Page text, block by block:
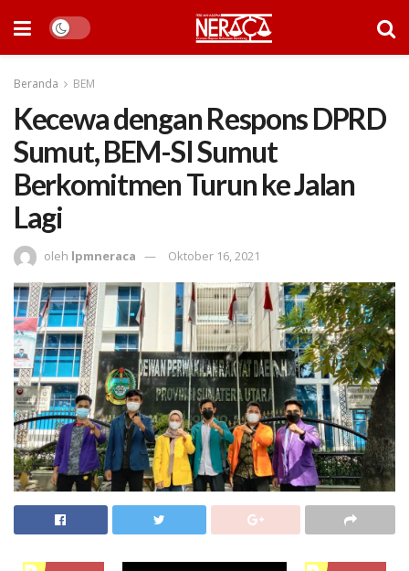
Beranda BEM
Kecewa dengan Respons DPRD
Sumut, BEM-SI Sumut
Berkomitmen Turun ke Jalan
Lagi
oleh lpmneraca Oktober 16, 2021